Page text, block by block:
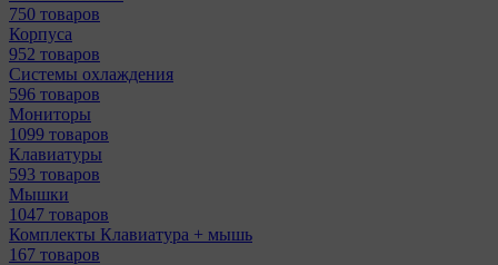
750 товаров
Корпуса
952 товаров
Системы охлаждения
596 товаров
Мониторы
1099 товаров
Клавиатуры
593 товаров
Мышки
1047 товаров
Комплекты Клавиатура + мышь
167 товаров